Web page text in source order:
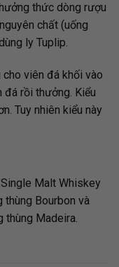
thức dòng rượu
chất (uống
ly Tuplip.
cho viên đá khối vào
rồi thưởng. Kiểu
Tuy nhiên kiểu này
Malt Whiskey
Bourbon và
Madeira.